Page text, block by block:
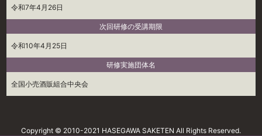
令和7年4月26日
次回研修の受講期限
令和10年4月25日
研修実施団体名
全国小売酒販組合中央会
Copyright © 2010-2021 HASEGAWA SAKETEN All Rights Reserved.